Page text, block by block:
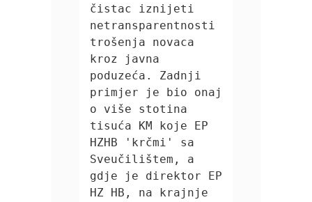
čistac iznijeti
netransparentnosti
trošenja novaca
kroz javna
poduzeća. Zadnji
primjer je bio onaj
o više stotina
tisuća KM koje EP
HZHB 'krčmi' sa
Sveučilištem, a
gdje je direktor EP
HZ HB, na krajnje